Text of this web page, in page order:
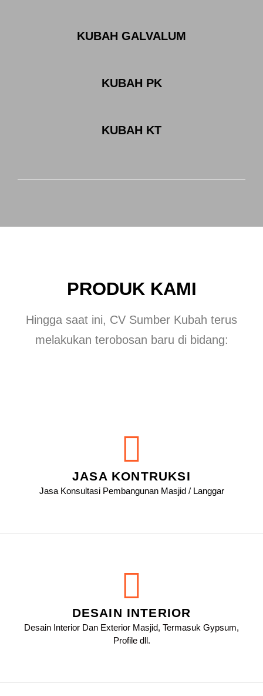
KUBAH GALVALUM
KUBAH PK
KUBAH KT
PRODUK KAMI
Hingga saat ini, CV Sumber Kubah terus
melakukan terobosan baru di bidang:
JASA KONTRUKSI
Jasa Konsultasi Pembangunan Masjid / Langgar
DESAIN INTERIOR
Desain Interior Dan Exterior Masjid, Termasuk Gypsum,
Profile dll.